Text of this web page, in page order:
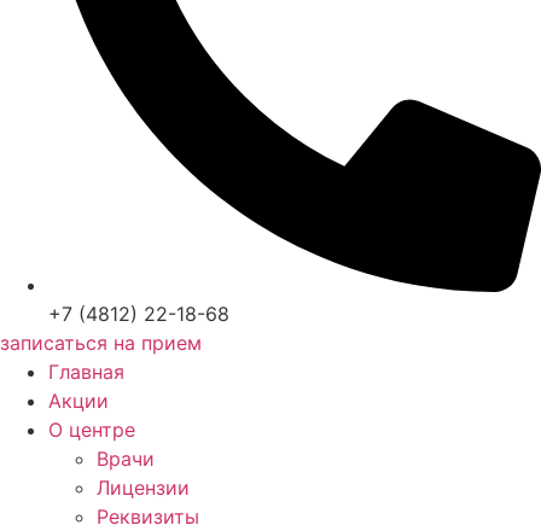
+7 (4812) 22-18-68
записаться на прием
Главная
Акции
О центре
Врачи
Лицензии
Реквизиты